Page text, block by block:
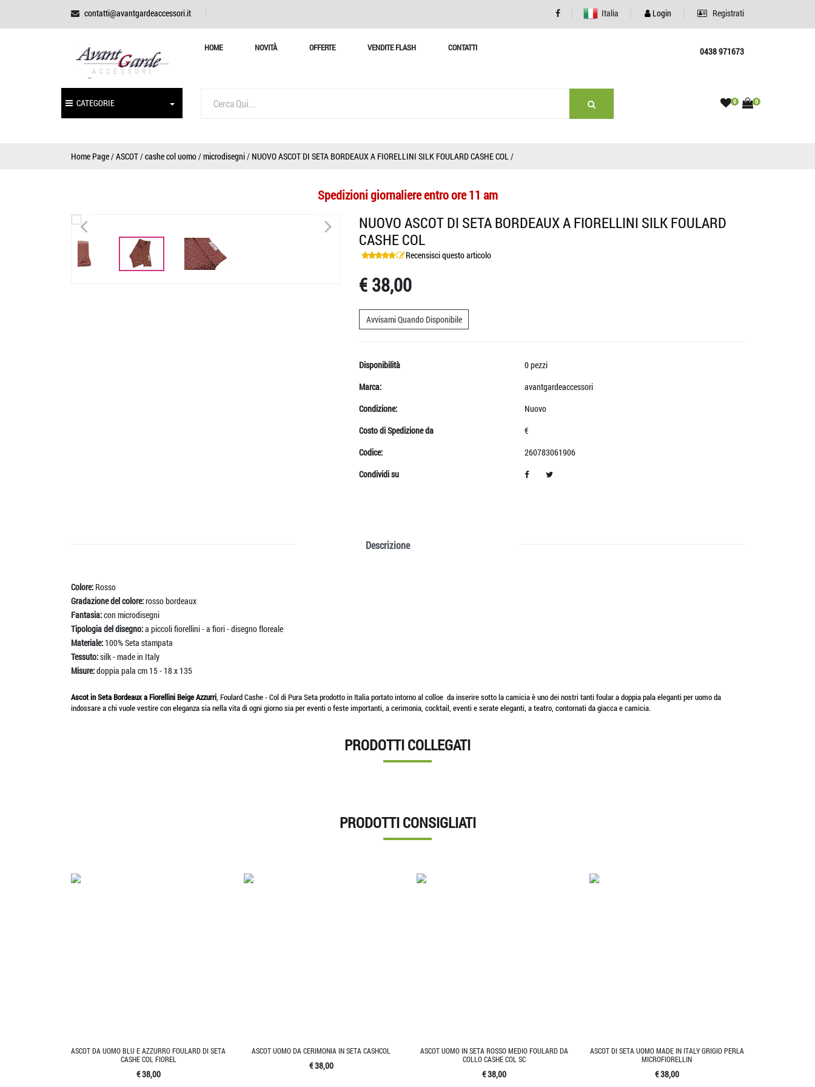
contatti@avantgardeaccessori.it Italia Login Registrati
HOME NOVITÀ OFFERTE VENDITE FLASH CONTATTI 0438 971673
CATEGORIE 0 0
Home Page/ASCOT/cashe col uomo/microdisegni/ NUOVO ASCOT DI SETA BORDEAUX A FIORELLINI SILK FOULARD CASHE COL /
Spedizioni giornaliere entro ore 11 am
< >
NUOVO ASCOT DI SETA BORDEAUX A FIORELLINI SILK FOULARD
CASHE COL
Recensisci questo articolo
€ 38,00
Avvisami Quando Disponibile
Disponibilità
0 pezzi
Marca:
avantgardeaccessori
Condizione:
Nuovo
Costo di Spedizione da
€
Codice:
260783061906
Condividi su
Descrizione
Colore: Rosso
Gradazione del colore:rosso bordeaux
Fantasia:con microdisegni
Tipologia del disegno:a piccoli fiorellini - a fiori - disegno floreale
Materiale: 100% Seta stampata
Tessuto:silk - made in Italy
Misure:doppia pala cm 15 - 18 x 135
Ascot in Seta Bordeaux a Fiorellini Beige Azzurri, Foulard Cashe - Col di Pura Seta prodotto in Italia portato intorno al colloe da inserire sotto la camicia è uno dei nostri tanti foular a doppia pala eleganti per uomo da
indossare a chi vuole vestire con eleganza sia nella vita di ogni giorno sia per eventi o feste importanti, a cerimonia, cocktail, eventi e serate eleganti, a teatro, contornati da giacca e camicia.
PRODOTTI COLLEGATI
PRODOTTI CONSIGLIATI
ASCOT DA UOMO BLU E AZZURRO FOULARD DI SETA
CASHE COL FIOREL
€ 38,00
ASCOT UOMO DA CERIMONIA IN SETA CASHCOL
€ 38,00
ASCOT UOMO IN SETA ROSSO MEDIO FOULARD DA
COLLO CASHE COL SC
€ 38,00
ASCOT DI SETA UOMO MADE IN ITALY GRIGIO PERLA
MICROFIORELLIN
€ 38,00